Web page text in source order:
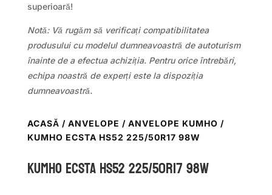
superioară!
Notă: Vă rugăm să verificați compatibilitatea
produsului cu modelul dumneavoastră de autoturism
înainte de a efectua achiziția. Pentru orice întrebări,
echipa noastră de experți este la dispoziția
dumneavoastră.
ACASĂ / ANVELOPE / ANVELOPE KUMHO /
KUMHO ECSTA HS52 225/50R17 98W
Kumho ECSTA HS52 225/50R17 98W